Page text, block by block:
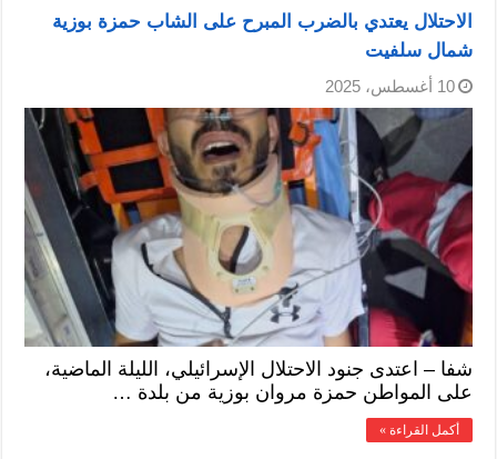
الاحتلال يعتدي بالضرب المبرح على الشاب حمزة بوزية
شمال سلفيت
10 أغسطس، 2025
شفا – اعتدى جنود الاحتلال الإسرائيلي، الليلة الماضية،
على المواطن حمزة مروان بوزية من بلدة …
أكمل القراءة »